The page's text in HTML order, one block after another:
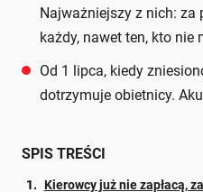
Najważniejszy z nich: za
każdy, nawet ten, kto nie
Od 1 lipca, kiedy
dotrzymuje obietnicy.
SPIS TREŚCI
Kierowcy już nie zapłacą,